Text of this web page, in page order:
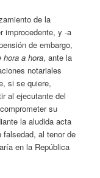
de la
improcedente, y -a
de embargo,
hora a hora, ante la
notariales
si se quiere,
al ejecutante del
su
la aludida acta
al tenor de
en la República